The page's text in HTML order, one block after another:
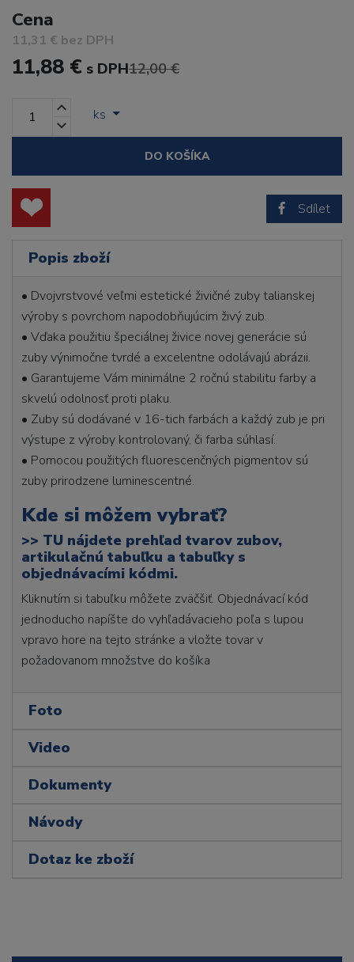
Cena
11,31 € bez DPH
11,88 € s DPH12,00 €
ks
DO KOŠÍKA
Sdílet
Popis zboží
• Dvojvrstvové veľmi estetické živičné zuby talianskej
výroby s povrchom napodobňujúcim živý zub.
• Vďaka použitiu špeciálnej živice novej generácie sú
zuby výnimočne tvrdé a excelentne odolávajú abrázii.
• Garantujeme Vám minimálne 2 ročnú stabilitu farby a
skvelú odolnosť proti plaku.
• Zuby sú dodávané v 16-tich farbách a každý zub je pri
výstupe z výroby kontrolovaný, či farba súhlasí.
• Pomocou použitých fluorescenčných pigmentov sú
zuby prirodzene luminescentné.
Kde si môžem vybrať?
>> TU nájdete prehľad tvarov zubov,
artikulačnú tabuľku a tabuľky s
objednávacími kódmi.
Kliknutím si tabuľku môžete zväčšiť. Objednávací kód
jednoducho napíšte do vyhľadávacieho poľa s lupou
vpravo hore na tejto stránke a vložte tovar v
požadovanom množstve do košíka
Foto
Video
Dokumenty
Návody
Dotaz ke zboží